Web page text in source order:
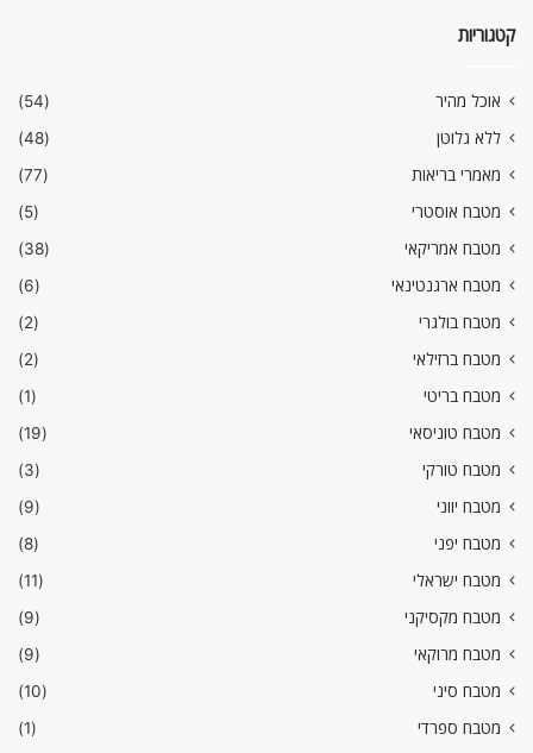
קטגוריות
אוכל מהיר
(54)
ללא גלוטן
(48)
מאמרי בריאות
(77)
מטבח אוסטרי
(5)
מטבח אמריקאי
(38)
מטבח ארגנטינאי
(6)
מטבח בולגרי
(2)
מטבח ברזילאי
(2)
מטבח בריטי
(1)
מטבח טוניסאי
(19)
מטבח טורקי
(3)
מטבח יווני
(9)
מטבח יפני
(8)
מטבח ישראלי
(11)
מטבח מקסיקני
(9)
מטבח מרוקאי
(9)
מטבח סיני
(10)
מטבח ספרדי
(1)